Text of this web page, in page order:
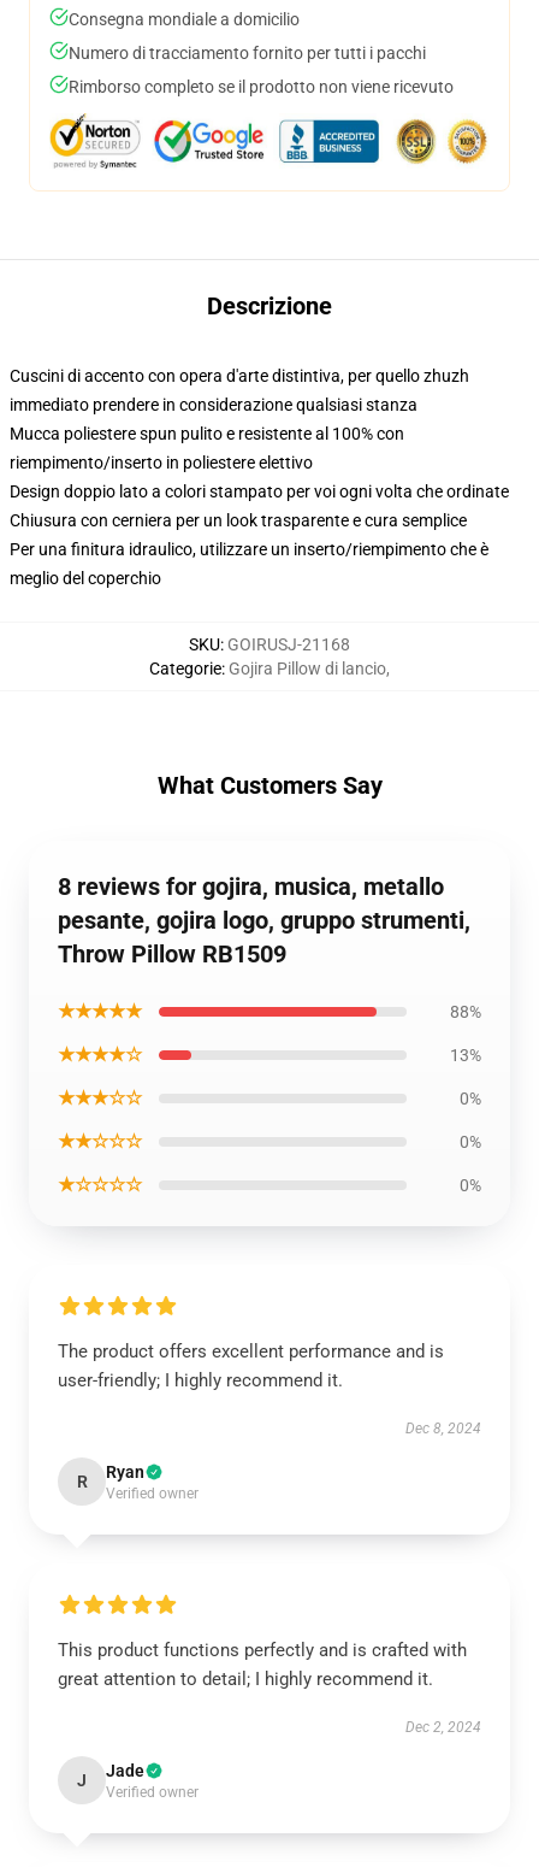
Consegna mondiale a domicilio
Numero di tracciamento fornito per tutti i pacchi
Rimborso completo se il prodotto non viene ricevuto
Descrizione
Cuscini di accento con opera d'arte distintiva, per quello zhuzh
immediato prendere in considerazione qualsiasi stanza
Mucca poliestere spun pulito e resistente al 100% con
riempimento/inserto in poliestere elettivo
Design doppio lato a colori stampato per voi ogni volta che ordinate
Chiusura con cerniera per un look trasparente e cura semplice
Per una finitura idraulico, utilizzare un inserto/riempimento che è
meglio del coperchio
SKU: GOIRUSJ-21168
Categorie: Gojira Pillow di lancio,
What Customers Say
8 reviews for gojira, musica, metallo
pesante, gojira logo, gruppo strumenti,
Throw Pillow RB1509
★★★★★ 88%
★★★★☆ 13%
★★★☆☆ 0%
★★☆☆☆ 0%
★☆☆☆☆ 0%
The product offers excellent performance and is
user-friendly; I highly recommend it.
Dec 8, 2024
R Ryan
Verified owner
This product functions perfectly and is crafted with
great attention to detail; I highly recommend it.
Dec 2, 2024
J Jade
Verified owner